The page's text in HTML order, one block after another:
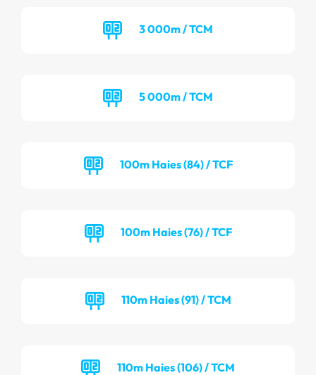
3 000m / TCM
5 000m / TCM
100m Haies (84) / TCF
100m Haies (76) / TCF
110m Haies (91) / TCM
110m Haies (106) / TCM